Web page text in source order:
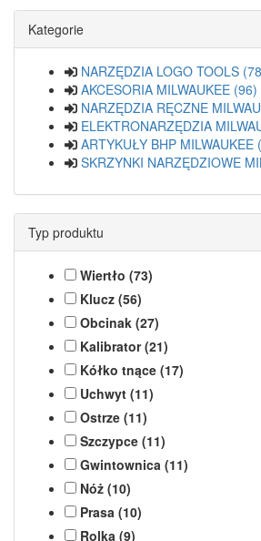
Kategorie
NARZĘDZIA LOGO TOOLS
AKCESORIA MILWAUKEE (96)
NARZĘDZIA RĘCZNE
ELEKTRONARZĘDZIA
ARTYKUŁY BHP MILWAUKEE
SKRZYNKI NARZĘDZIOWE
Typ produktu
Wiertło (73)
Klucz (56)
Obcinak (27)
Kalibrator (21)
Kółko tnące (17)
Uchwyt (11)
Ostrze (11)
Szczypce (11)
Gwintownica (11)
Nóż (10)
Prasa (10)
Rolka (9)